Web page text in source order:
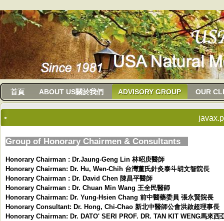
usanma
首頁 ABOUT US關於我們 ADVISORY GROUP OUR
Group of Honorary Chairmen & Consultants
Honorary Chairman : Dr.Jaung-Geng Lin 林昭庚醫師
Honorary Chairman: Dr. Hu, Wen-Chih 台灣董氏針灸泰斗胡文智院長
Honorary Chairman : Dr. David Chen 陳昌平醫師
Honorary Chairman : Dr. Chuan Min Wang 王全民醫師
Honorary Chairman: Dr. Yung-Hsien Chang 前中醫藥委員 張永賢院長
Honorary Consultant: Dr. Hong, Chi-Chao 新北中醫師公會洪啟超理事長
Honorary Chairman: Dr. DATO' SERI PROF. DR. TAN KIT WENG馬來西